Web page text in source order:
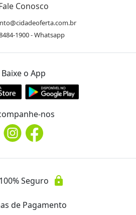
Conosco
1900 - Whatsapp
Baixe o App
nos
Seguro lock
de Pagamento